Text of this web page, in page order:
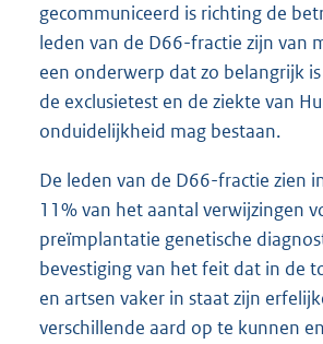
gecommuniceerd is richting de
leden van de D66-fractie zijn van
een onderwerp dat zo belangrijk
de exclusietest en de ziekte van
onduidelijkheid mag bestaan.
De leden van de D66-fractie zien
11% van het aantal verwijzingen
preïmplantatie genetische
bevestiging van het feit dat in de
en artsen vaker in staat zijn
verschillende aard op te kunnen